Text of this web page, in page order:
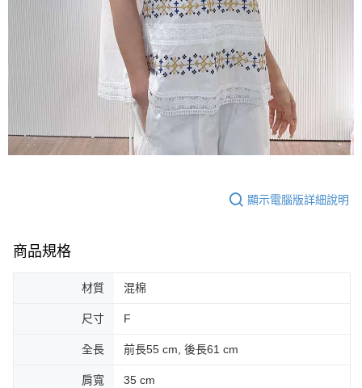
顯示電腦版詳細說明
商品規格
材質 混棉
尺寸 F
全長 前長55 cm, 後長61 cm
肩寬 35 cm